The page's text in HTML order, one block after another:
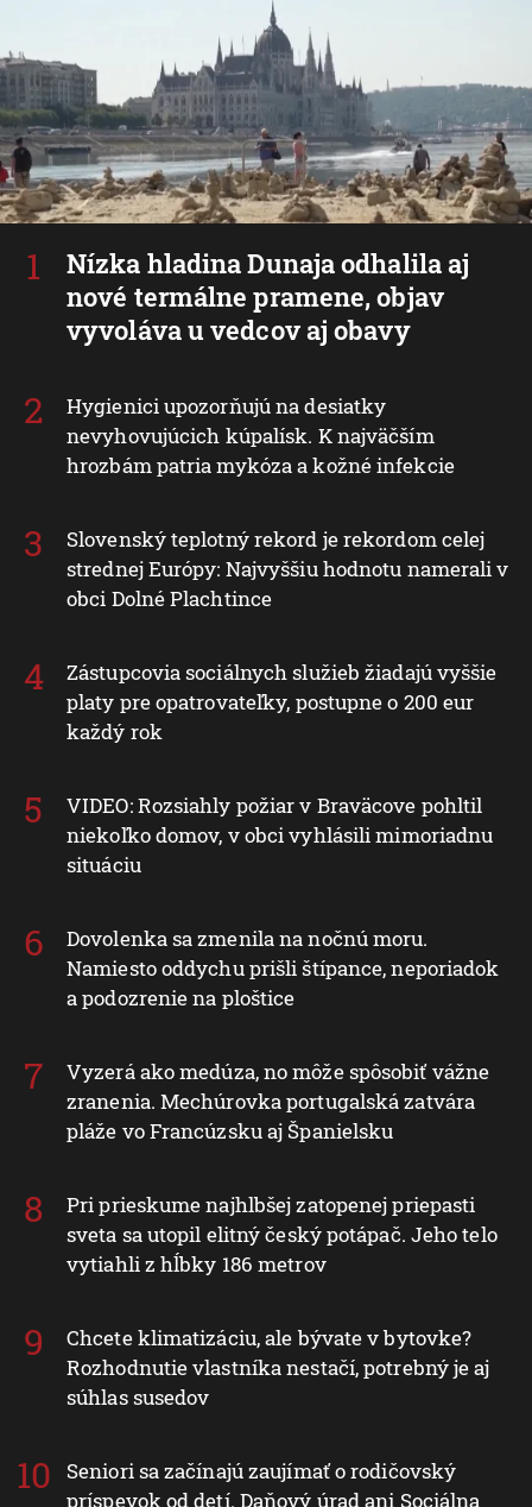
Nízka hladina Dunaja odhalila aj
nové termálne pramene, objav
vyvoláva u vedcov aj obavy
Hygienici upozorňujú na desiatky
nevyhovujúcich kúpalísk. K najväčším
hrozbám patria mykóza a kožné infekcie
Slovenský teplotný rekord je rekordom celej
strednej Európy: Najvyššiu hodnotu namerali v
obci Dolné Plachtince
Zástupcovia sociálnych služieb žiadajú vyššie
platy pre opatrovateľky, postupne o 200 eur
každý rok
VIDEO: Rozsiahly požiar v Braväcove pohltil
niekoľko domov, v obci vyhlásili mimoriadnu
situáciu
Dovolenka sa zmenila na nočnú moru.
Namiesto oddychu prišli štípance, neporiadok
a podozrenie na ploštice
Vyzerá ako medúza, no môže spôsobiť vážne
zranenia. Mechúrovka portugalská zatvára
pláže vo Francúzsku aj Španielsku
Pri prieskume najhlbšej zatopenej priepasti
sveta sa utopil elitný český potápač. Jeho telo
vytiahli z hĺbky 186 metrov
Chcete klimatizáciu, ale bývate v bytovke?
Rozhodnutie vlastníka nestačí, potrebný je aj
súhlas susedov
Seniori sa začínajú zaujímať o rodičovský
príspevok od detí. Daňový úrad ani Sociálna